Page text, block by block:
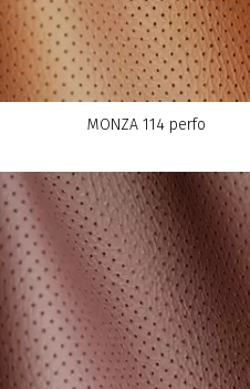
MONZA 114 perfo